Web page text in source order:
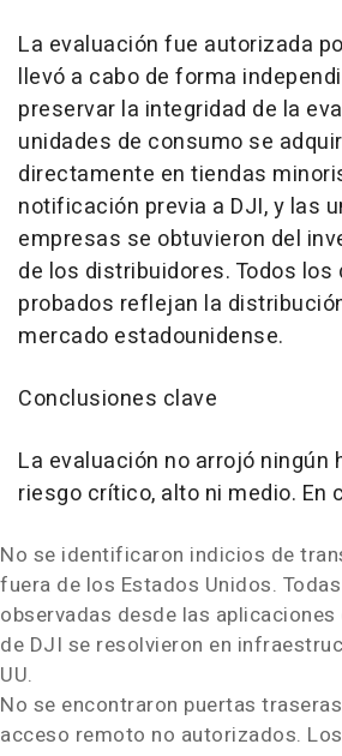
La evaluación fue autorizada
llevó a cabo de forma
preservar la integridad de la
unidades de consumo se
directamente en tiendas
notificación previa a DJI, y las
empresas se obtuvieron del
de los distribuidores. Todos
probados reflejan la
mercado estadounidense.
Conclusiones clave
La evaluación no arrojó ningún
riesgo crítico, alto ni medio. En
No se identificaron indicios de
fuera de los Estados Unidos.
observadas desde las
de DJI se resolvieron en
UU.
No se encontraron puertas
acceso remoto no autorizados.